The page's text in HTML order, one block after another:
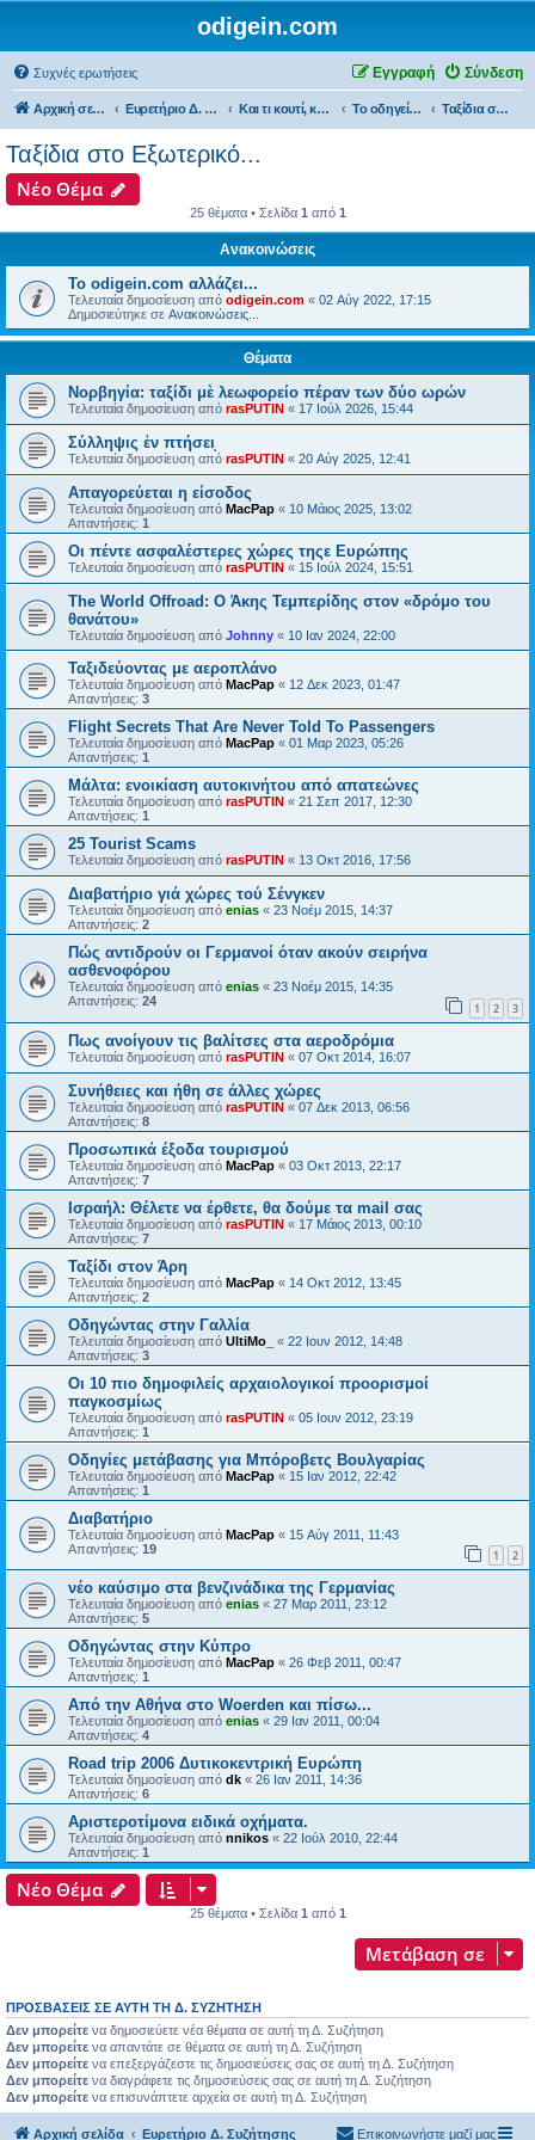
odigein.com
Συχνές ερωτήσεις Σύνδεση
Εγγραφή
Αρχική σελίδα Ευρετήριο Δ. Συζήτησης Και τι κουτί, κουτί... τώρα και η οδήγηση καινούργια σε κουτί... Το οδηγείν είναι και "ταξιδεύειν"... Ταξίδια στο Εξωτερικό...
Ταξίδια στο Εξωτερικό...
Νέο Θέμα
25 θέματα • Σελίδα 1 από 1
Ανακοινώσεις
Το odigein.com αλλάζει...
Τελευταία δημοσίευση από odigein.com « 02 Αύγ 2022, 17:15
Δημοσιεύτηκε σε Ανακοινώσεις...
Θέματα
Νορβηγία: ταξίδι μὲ λεωφορείο πέραν των δύο ωρών
Τελευταία δημοσίευση από rasPUTIN « 17 Ιούλ 2026, 15:44
Σύλληψις ἐν πτήσειͅ
Τελευταία δημοσίευση από rasPUTIN « 20 Αύγ 2025, 12:41
Απαγορεύεται η είσοδος
Τελευταία δημοσίευση από MacPap « 10 Μάιος 2025, 13:02
Απαντήσεις: 1
Οι πέντε ασφαλέστερες χώρες τηςε Ευρώπης
Τελευταία δημοσίευση από rasPUTIN « 15 Ιούλ 2024, 15:51
The World Offroad: Ο Άκης Τεμπερίδης στον «δρόμο του
θανάτου»
Τελευταία δημοσίευση από Johnny « 10 Ιαν 2024, 22:00
Ταξιδεύοντας με αεροπλάνο
Τελευταία δημοσίευση από MacPap « 12 Δεκ 2023, 01:47
Απαντήσεις: 3
Flight Secrets That Are Never Told To Passengers
Τελευταία δημοσίευση από MacPap « 01 Μαρ 2023, 05:26
Απαντήσεις: 1
Μάλτα: ενοικίαση αυτοκινήτου από απατεώνες
Τελευταία δημοσίευση από rasPUTIN « 21 Σεπ 2017, 12:30
Απαντήσεις: 1
25 Tourist Scams
Τελευταία δημοσίευση από rasPUTIN « 13 Οκτ 2016, 17:56
Διαβατήριο γιά χώρες τού Σένγκεν
Τελευταία δημοσίευση από enias « 23 Νοέμ 2015, 14:37
Απαντήσεις: 2
Πώς αντιδρούν οι Γερμανοί όταν ακούν σειρήνα
ασθενοφόρου
Τελευταία δημοσίευση από enias « 23 Νοέμ 2015, 14:35
Απαντήσεις: 24 1 2 3
Πως ανοίγουν τις βαλίτσες στα αεροδρόμια
Τελευταία δημοσίευση από rasPUTIN « 07 Οκτ 2014, 16:07
Συνήθειες και ήθη σε άλλες χώρες
Τελευταία δημοσίευση από rasPUTIN « 07 Δεκ 2013, 06:56
Απαντήσεις: 8
Προσωπικά έξοδα τουρισμού
Τελευταία δημοσίευση από MacPap « 03 Οκτ 2013, 22:17
Απαντήσεις: 7
Ισραήλ: Θέλετε να έρθετε, θα δούμε τα mail σας
Τελευταία δημοσίευση από rasPUTIN « 17 Μάιος 2013, 00:10
Απαντήσεις: 7
Ταξίδι στον Άρη
Τελευταία δημοσίευση από MacPap « 14 Οκτ 2012, 13:45
Απαντήσεις: 2
Οδηγώντας στην Γαλλία
Τελευταία δημοσίευση από UltiMo_ « 22 Ιουν 2012, 14:48
Απαντήσεις: 3
Οι 10 πιο δημοφιλείς αρχαιολογικοί προορισμοί
παγκοσμίως
Τελευταία δημοσίευση από rasPUTIN « 05 Ιουν 2012, 23:19
Απαντήσεις: 1
Oδηγίες μετάβασης για Μπόροβετς Βουλγαρίας
Τελευταία δημοσίευση από MacPap « 15 Ιαν 2012, 22:42
Απαντήσεις: 1
Διαβατήριο
Τελευταία δημοσίευση από MacPap « 15 Αύγ 2011, 11:43
Απαντήσεις: 19 1 2
νέο καύσιμο στα βενζινάδικα της Γερμανίας
Τελευταία δημοσίευση από enias « 27 Μαρ 2011, 23:12
Απαντήσεις: 5
Οδηγώντας στην Κύπρο
Τελευταία δημοσίευση από MacPap « 26 Φεβ 2011, 00:47
Απαντήσεις: 1
Από την Αθήνα στο Woerden και πίσω...
Τελευταία δημοσίευση από enias « 29 Ιαν 2011, 00:04
Απαντήσεις: 4
Road trip 2006 Δυτικοκεντρική Ευρώπη
Τελευταία δημοσίευση από dk « 26 Ιαν 2011, 14:36
Απαντήσεις: 6
Αριστεροτίμονα ειδικά οχήματα.
Τελευταία δημοσίευση από nnikos « 22 Ιούλ 2010, 22:44
Απαντήσεις: 1
Νέο Θέμα
25 θέματα • Σελίδα 1 από 1
Μετάβαση σε
ΠΡΟΣΒΆΣΕΙΣ ΣΕ ΑΥΤΉ ΤΗ Δ. ΣΥΖΉΤΗΣΗ
Δεν μπορείτε να δημοσιεύετε νέα θέματα σε αυτή τη Δ. Συζήτηση
Δεν μπορείτε να απαντάτε σε θέματα σε αυτή τη Δ. Συζήτηση
Δεν μπορείτε να επεξεργάζεστε τις δημοσιεύσεις σας σε αυτή τη Δ. Συζήτηση
Δεν μπορείτε να διαγράφετε τις δημοσιεύσεις σας σε αυτή τη Δ. Συζήτηση
Δεν μπορείτε να επισυνάπτετε αρχεία σε αυτή τη Δ. Συζήτηση
Αρχική σελίδα Ευρετήριο Δ. Συζήτησης Επικοινωνήστε μαζί μας